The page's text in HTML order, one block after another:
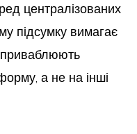
централізованих
підсумку вимагає
приваблюють
а не на інші